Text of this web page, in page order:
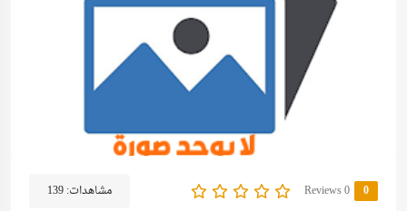
0
0 Reviews مشاهدات:139